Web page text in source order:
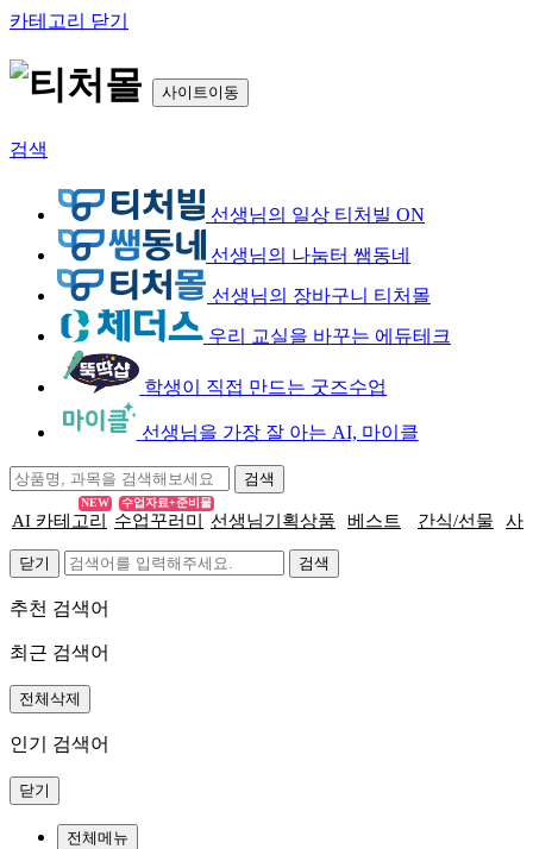
카테고리 닫기
사이트이동
검색
선생님의 일상 티처빌 ON
선생님의 나눔터 쌤동네
선생님의 장바구니 티처몰
우리 교실을 바꾸는 에듀테크
학생이 직접 만드는 굿즈수업
선생님을 가장 잘 아는 AI, 마이클
AI 카테고리
NEW
수업꾸러미
수업자료+준비물
선생님기획상품 베스트 간식/선물 사
닫기
추천 검색어
최근 검색어
전체삭제
인기 검색어
닫기
전체메뉴